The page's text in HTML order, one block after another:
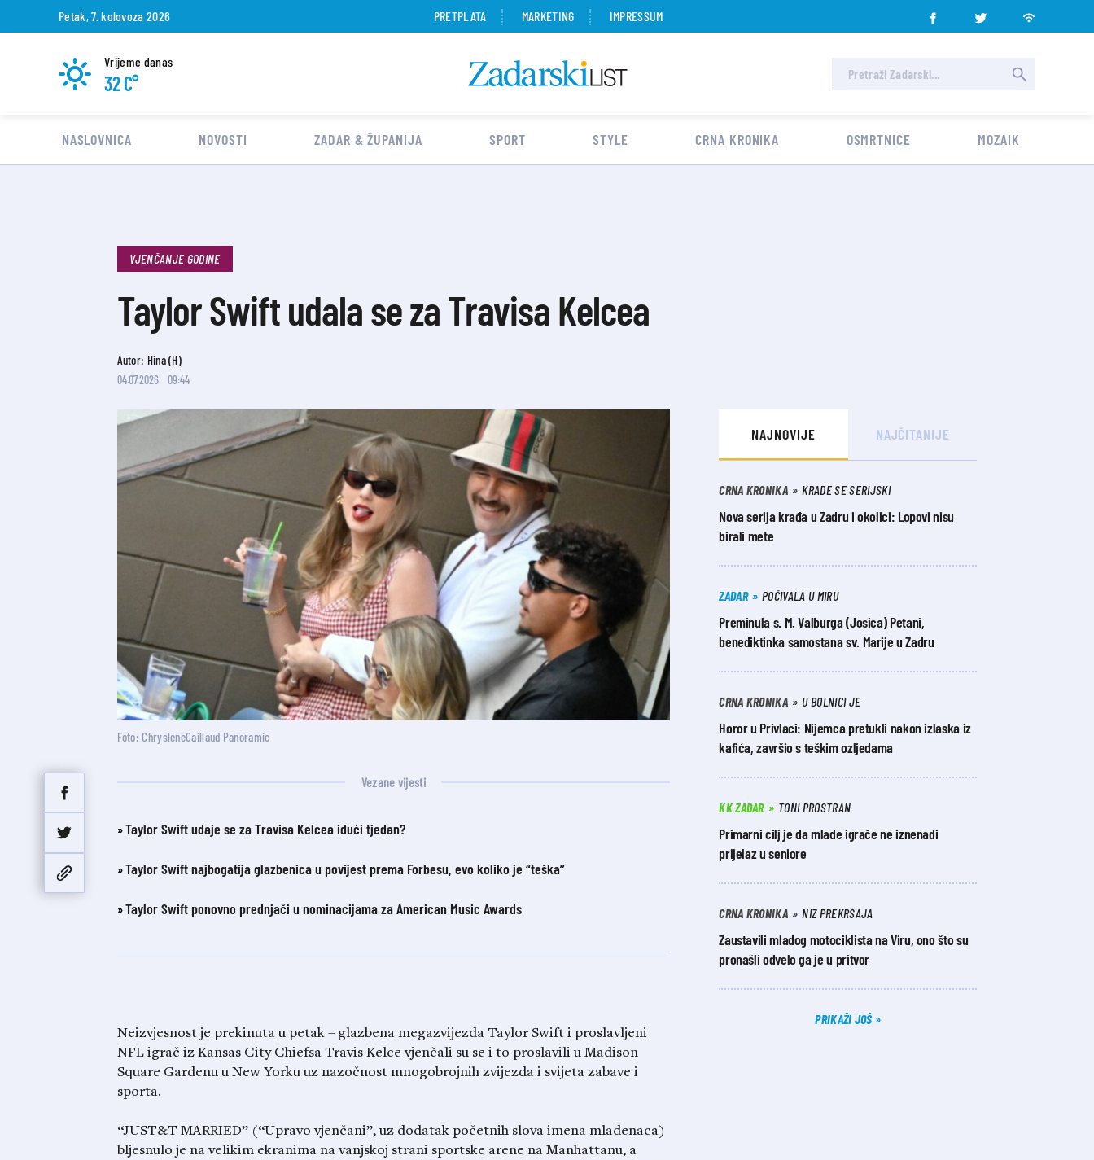
Petak, 7. kolovoza 2026 PRETPLATA MARKETING IMPRESSUM
Vrijeme danas
32 C°
NASLOVNICA NOVOSTI ZADAR & ŽUPANIJA SPORT STYLE CRNA KRONIKA OSMRTNICE MOZAIK
VJENČANJE GODINE
Taylor Swift udala se za Travisa Kelcea
Autor: Hina (H)
04.07.2026. 09:44
Foto: ChrysleneCaillaud Panoramic
Vezane vijesti
Taylor Swift udaje se za Travisa Kelcea idući tjedan?
Taylor Swift najbogatija glazbenica u povijest prema Forbesu, evo koliko je “teška”
Taylor Swift ponovno prednjači u nominacijama za American Music Awards
Neizvjesnost je prekinuta u petak – glazbena megazvijezda Taylor Swift i proslavljeni
NFL igrač iz Kansas City Chiefsa Travis Kelce vjenčali su se i to proslavili u Madison
Square Gardenu u New Yorku uz nazočnost mnogobrojnih zvijezda i svijeta zabave i
sporta.
“JUST&T MARRIED” (“Upravo vjenčani”, uz dodatak početnih slova imena mladenaca)
bljesnulo je na velikim ekranima na vanjskoj strani sportske arene na Manhattanu, a
NAJNOVIJE NAJČITANIJE
CRNA KRONIKA KRADE SE SERIJSKI
Nova serija krađa u Zadru i okolici: Lopovi nisu
birali mete
ZADAR POČIVALA U MIRU
Preminula s. M. Valburga (Josica) Petani,
benediktinka samostana sv. Marije u Zadru
CRNA KRONIKA U BOLNICI JE
Horor u Privlaci: Nijemca pretukli nakon izlaska iz
kafića, završio s teškim ozljedama
KK ZADAR TONI PROSTRAN
Primarni cilj je da mlade igrače ne iznenadi
prijelaz u seniore
CRNA KRONIKA NIZ PREKRŠAJA
Zaustavili mladog motociklista na Viru, ono što su
pronašli odvelo ga je u pritvor
PRIKAŽI JOŠ